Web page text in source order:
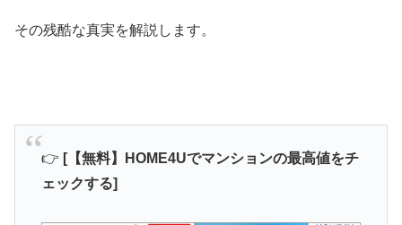
その残酷な真実を解説します。
👉 [【無料】HOME4Uでマンションの最高値をチ
ェックする]